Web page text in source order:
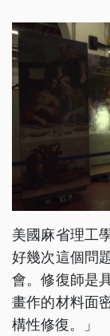
美國麻省理工
好幾次這個問
會。修復師是
畫作的材料面
構性修復。」